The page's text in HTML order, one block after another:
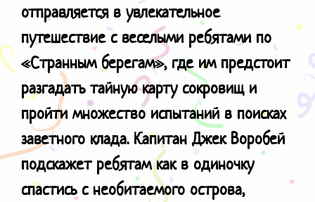
отправляется в увлекательное
путешествие с веселыми ребятами по
«Странным берегам», где им предстоит
разгадать тайную карту сокровищ и
пройти множество испытаний в поисках
заветного клада. Капитан Джек Воробей
подскажет ребятам как в одиночку
спастись с необитаемого острова,